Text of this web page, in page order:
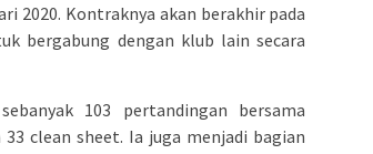
2020. Kontraknya akan berakhir pada
bergabung dengan klub lain secara
103 pertandingan bersama
clean sheet. Ia juga menjadi bagian